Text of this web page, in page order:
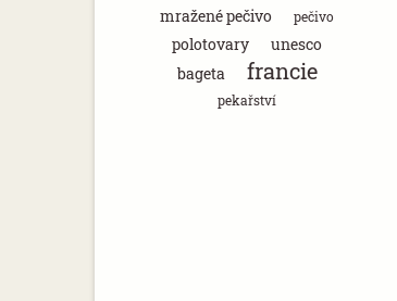
mražené pečivo
pečivo
polotovary
unesco
bageta
francie
pekařství